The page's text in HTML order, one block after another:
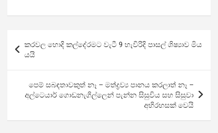
ce
b
o
o
k
tt
er
at
s
A
p
p
e
gr
a
m
ar
e
navigation
කරවල හොදි කල්දේරමට වැටී 9 හැවිරිදි පාසල් ශිෂ්‍යාව මිය
යයි
පෙම් සබඳතාවකුත් නෑ – මත්ද්‍රව්‍ය පානය කරලාත් නෑ –
අල්ටෙයාර් ගොඩනැගිල්ලෙන් පැන්න සිසුවිය සහ සිසුවා
අභිරහසක් වෙයි